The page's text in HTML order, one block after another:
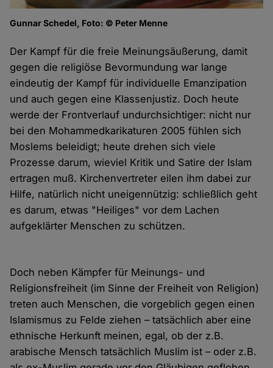
Gunnar Schedel, Foto: © Peter Menne
Der Kampf für die freie Meinungsäußerung, damit
gegen die religiöse Bevormundung war lange
eindeutig der Kampf für individuelle Emanzipation
und auch gegen eine Klassenjustiz. Doch heute
werde der Frontverlauf undurchsichtiger: nicht nur
bei den Mohammedkarikaturen 2005 fühlen sich
Moslems beleidigt; heute drehen sich viele
Prozesse darum, wieviel Kritik und Satire der Islam
ertragen muß. Kirchenvertreter eilen ihm dabei zur
Hilfe, natürlich nicht uneigennützig: schließlich geht
es darum, etwas "Heiliges" vor dem Lachen
aufgeklärter Menschen zu schützen.
Doch neben Kämpfer für Meinungs- und
Religionsfreiheit (im Sinne der Freiheit von Religion)
treten auch Menschen, die vorgeblich gegen einen
Islamismus zu Felde ziehen – tatsächlich aber eine
ethnische Herkunft meinen, egal, ob der z.B.
arabische Mensch tatsächlich Muslim ist – oder z.B.